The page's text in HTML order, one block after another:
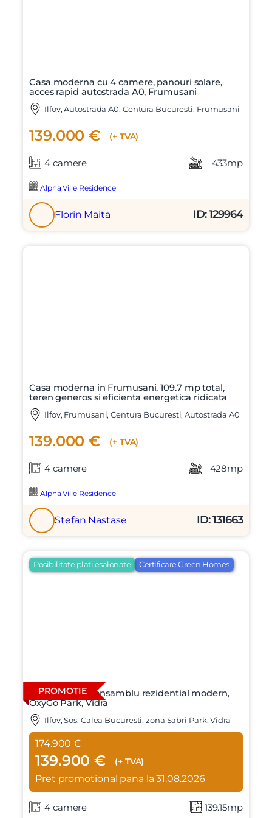
Casa moderna cu 4 camere, panouri solare,
acces rapid autostrada A0, Frumusani
Ilfov, Autostrada A0, Centura Bucuresti, Frumusani
139.000 € (+ TVA)
4 camere 433mp
Alpha Ville Residence
Florin Maita ID: 129964
Casa moderna in Frumusani, 109.7 mp total,
teren generos si eficienta energetica ridicata
Ilfov, Frumusani, Centura Bucuresti, Autostrada A0
139.000 € (+ TVA)
4 camere 428mp
Alpha Ville Residence
Stefan Nastase ID: 131663
Posibilitate plati esalonate Certificare Green Homes
PROMOTIE
Vila 4 camere, ansamblu rezidential modern,
OxyGo Park, Vidra
Ilfov, Sos. Calea Bucuresti, zona Sabri Park, Vidra
174.900 €
139.900 € (+ TVA)
Pret promotional pana la 31.08.2026
4 camere 139.15mp